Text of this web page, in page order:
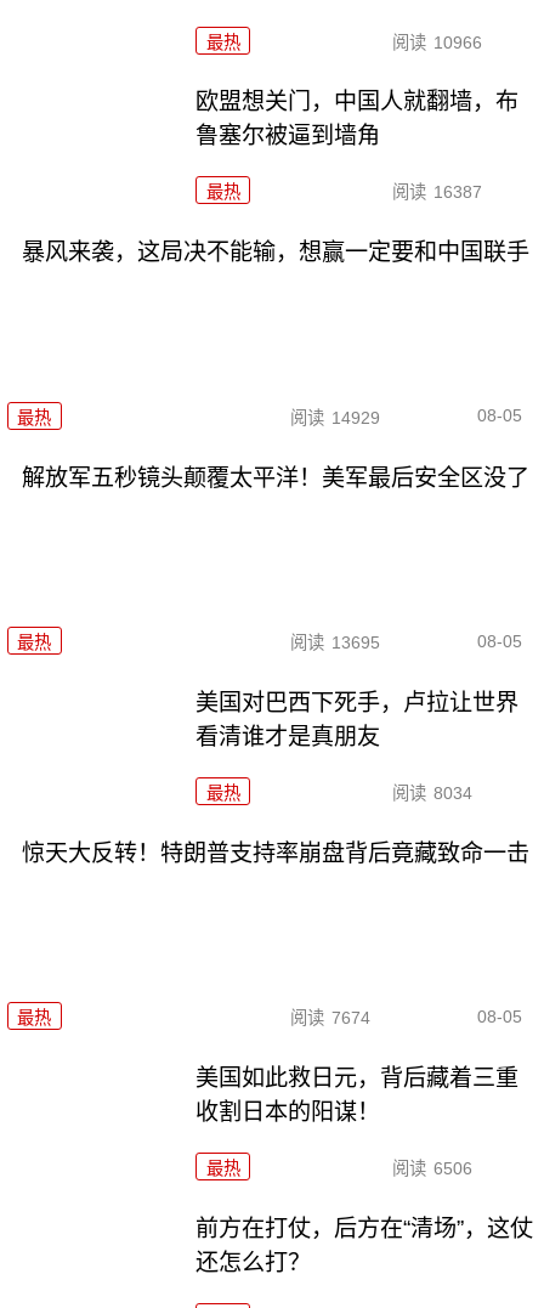
最热 阅读 10966
欧盟想关门，中国人就翻墙，布
鲁塞尔被逼到墙角
最热 阅读 16387
暴风来袭，这局决不能输，想赢一定要和中国联手
最热 阅读 14929 08-05
解放军五秒镜头颠覆太平洋！美军最后安全区没了
最热 阅读 13695 08-05
美国对巴西下死手，卢拉让世界
看清谁才是真朋友
最热 阅读 8034
惊天大反转！特朗普支持率崩盘背后竟藏致命一击
最热 阅读 7674 08-05
美国如此救日元，背后藏着三重
收割日本的阳谋！
最热 阅读 6506
前方在打仗，后方在“清场”，这仗
还怎么打？